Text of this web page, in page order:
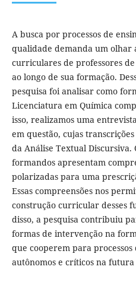
A busca por processos de
qualidade demanda um olhar
curriculares de professores
ao longo de sua formação.
pesquisa foi analisar como
Licenciatura em Química
isso, realizamos uma
em questão, cujas
da Análise Textual Discursiva.
formandos apresentam
polarizadas para uma
Essas compreensões nos
construção curricular desses
disso, a pesquisa contribuiu
formas de intervenção na
que cooperem para
autônomos e críticos na futura